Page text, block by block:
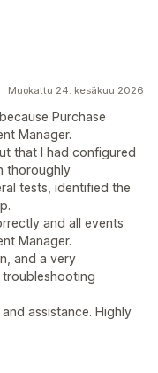
Muokattu 24. kesäkuu 2026
Purchase
Manager.
that I had configured
thoroughly
tests, identified the
and all events
Manager.
and a very
assistance. Highly